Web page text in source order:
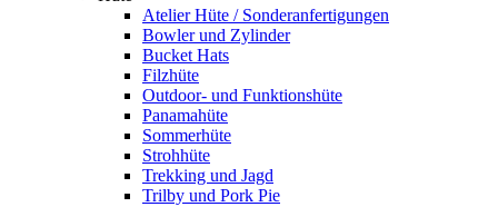
Atelier Hüte / Sonderanfertigungen
Bowler und Zylinder
Bucket Hats
Filzhüte
Outdoor- und Funktionshüte
Panamahüte
Sommerhüte
Strohhüte
Trekking und Jagd
Trilby und Pork Pie